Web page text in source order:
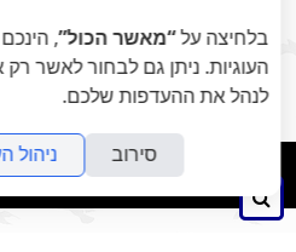
מונלד
אומנות
ומוצרי נוי
חיפוש
בלחיצה על“מאשר הכול”,
העוגיות. ניתן גם לבחור לאשר רק
לנהל את ההעדפות שלכם.
סירוב ניהול